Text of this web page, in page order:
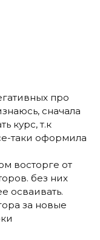
про
сначала
курс, т.к
таки оформила
восторге от
без них
осваивать.
за новые